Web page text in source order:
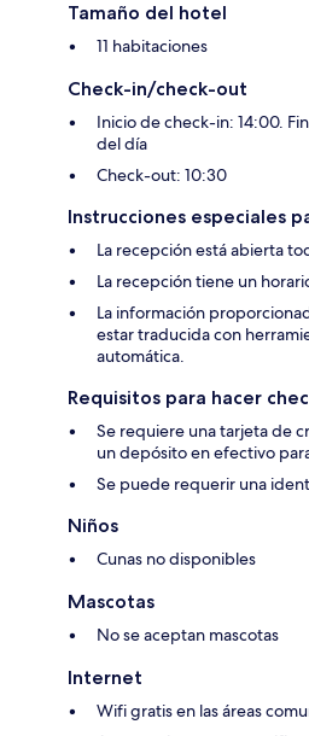
Tamaño del hotel
11 habitaciones
Check-in/check-out
Inicio de check-in: 14:00.
del día
Check-out: 10:30
Instrucciones especiales
La recepción está abierta
La recepción tiene un
La información
estar traducida con
automática.
Requisitos para hacer
Se requiere una tarjeta de
un depósito en efectivo
Se puede requerir una
Niños
Cunas no disponibles
Mascotas
No se aceptan mascotas
Internet
Wifi gratis en las áreas